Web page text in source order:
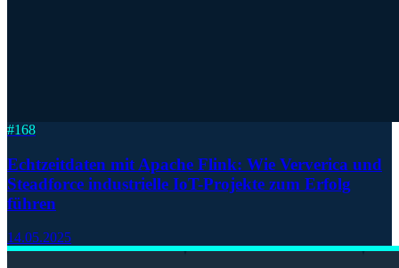
#168
Echtzeitdaten mit Apache Flink: Wie Ververica und
Steadforce industrielle IoT-Projekte zum Erfolg
führen
14.05.2025